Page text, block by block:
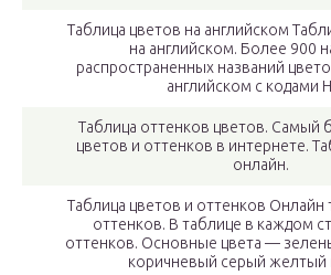
Таблица цветов на английском
на английском. Более 900
распространенных названий
английском с кодами
Таблица оттенков цветов.
цветов и оттенков в интернете.
онлайн.
Таблица цветов и оттенков Онлайн
оттенков. В таблице в каждом
оттенков. Основные цвета —
коричневый серый желтый